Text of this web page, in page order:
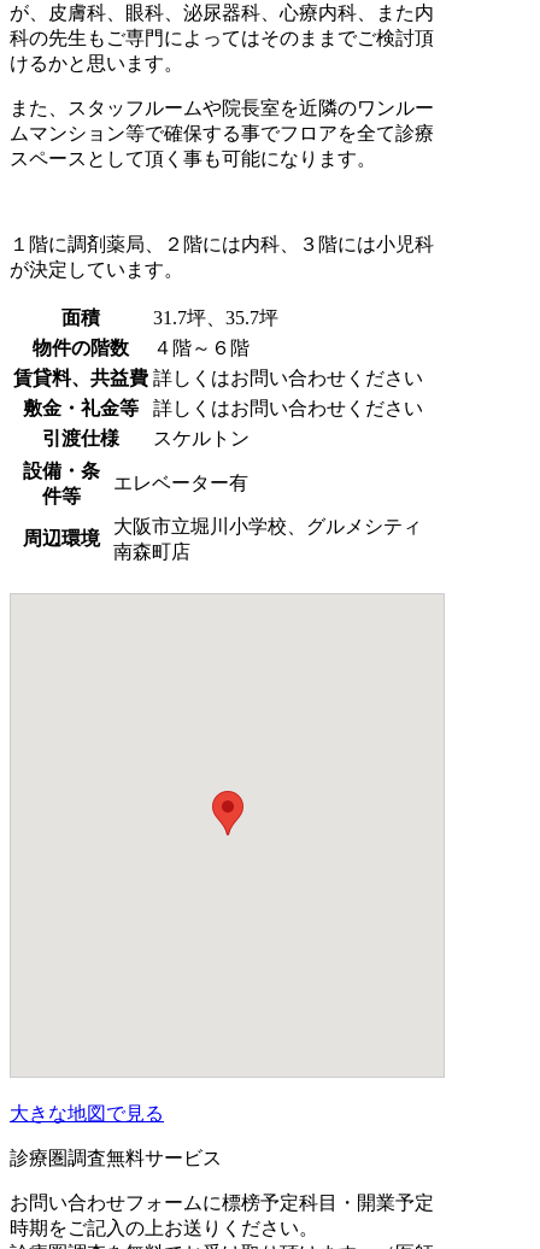
が、皮膚科、眼科、泌尿器科、心療内科、また内
科の先生もご専門によってはそのままでご検討頂
けるかと思います。
また、スタッフルームや院長室を近隣のワンルー
ムマンション等で確保する事でフロアを全て診療
スペースとして頂く事も可能になります。
１階に調剤薬局、２階には内科、３階には小児科
が決定しています。
面積
31.7坪、35.7坪
物件の階数
４階～６階
賃貸料、共益費 詳しくはお問い合わせください
敷金・礼金等
詳しくはお問い合わせください
引渡仕様
スケルトン
設備・条
件等
エレベーター有
周辺環境
大阪市立堀川小学校、グルメシティ
南森町店
大きな地図で見る
診療圏調査無料サービス
お問い合わせフォームに標榜予定科目・開業予定
時期をご記入の上お送りください。